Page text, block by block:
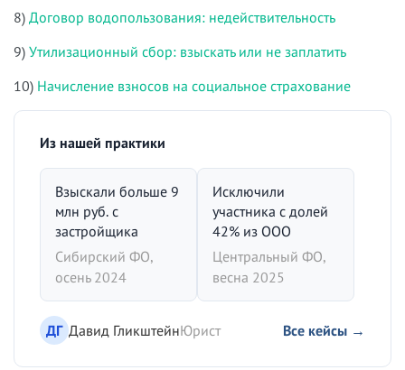
8) Договор водопользования: недействительность
9) Утилизационный сбор: взыскать или не заплатить
10) Начисление взносов на социальное страхование
Из нашей практики
Взыскали больше 9
млн руб. с
застройщика
Сибирский ФО,
осень 2024
Исключили
участника с долей
42% из ООО
Центральный ФО,
весна 2025
ДГ Давид ГликштейнЮрист Все кейсы →